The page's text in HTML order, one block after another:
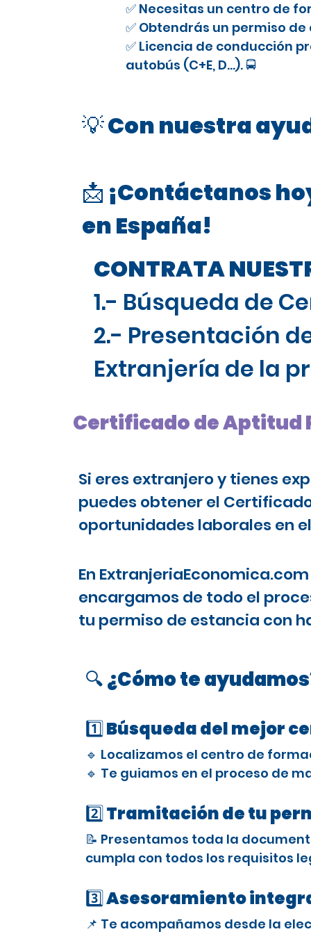
✅ Necesitas un centro de
✅ Obtendrás un permiso
✅ Licencia de conducción
autobús (C+E, D…). 🚍
💡 Con nuestra
📩 ¡Contáctanos
en España!
CONTRATA
1.- Búsqueda de
2.- Presentación
Extranjería de la
Certificado de Aptitud
Si eres extranjero y tienes
puedes obtener el
oportunidades laborales en
En
encargamos de todo el
tu permiso de estancia con
🔍 ¿Cómo te
1️⃣ Búsqueda del mejor
🔹 Localizamos el centro de
🔹 Te guiamos en el proceso de
2️⃣ Tramitación de tu
📝 Presentamos toda la
cumpla con todos los requisitos
3️⃣ Asesoramiento
📌 Te acompañamos desde la